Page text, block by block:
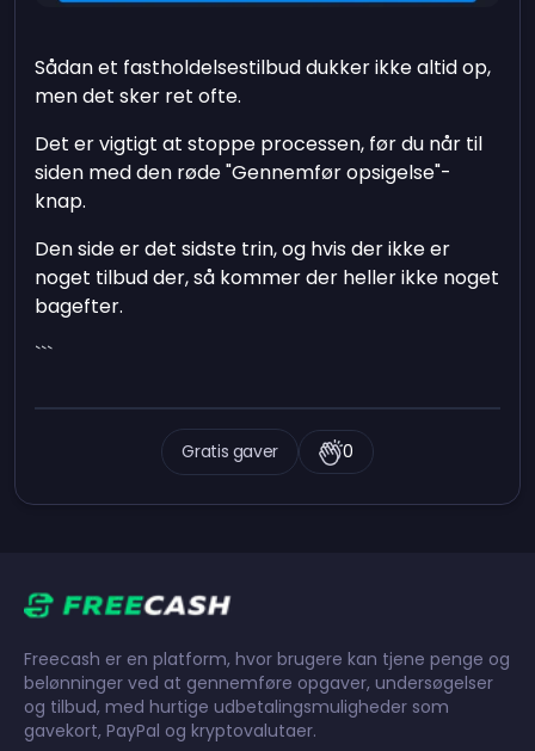
Sådan et fastholdelsestilbud dukker ikke altid op,
men det sker ret ofte.
Det er vigtigt at stoppe processen, før du når til
siden med den røde "Gennemfør opsigelse"-
knap.
Den side er det sidste trin, og hvis der ikke er
noget tilbud der, så kommer der heller ikke noget
bagefter.
```
Gratis gaver 0
Freecash er en platform, hvor brugere kan tjene penge og
belønninger ved at gennemføre opgaver, undersøgelser
og tilbud, med hurtige udbetalingsmuligheder som
gavekort, PayPal og kryptovalutaer.